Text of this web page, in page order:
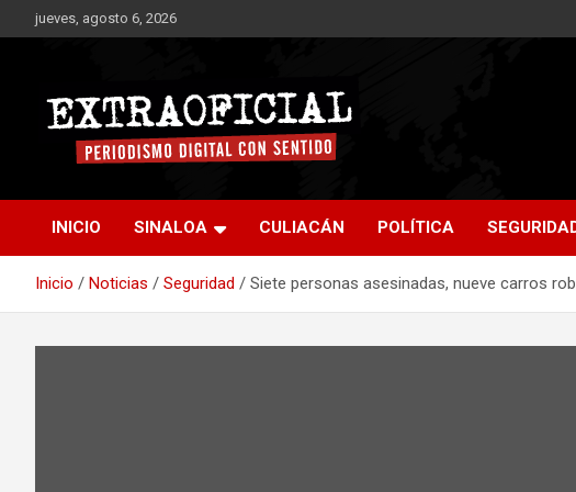
Saltar
al
jueves, agosto 6, 2026
Extraoficial
INICIO SINALOA CULIACÁN POLÍTICA
Inicio Noticias Seguridad Siete personas asesinadas, nueve carros